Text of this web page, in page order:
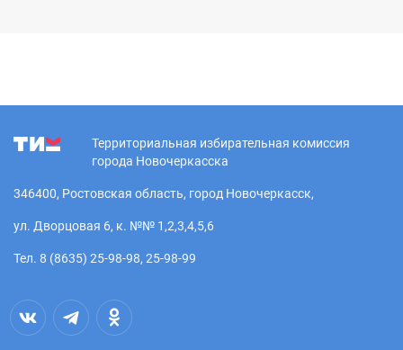
Территориальная избирательная комиссия
города Новочеркасска
346400, Ростовская область, город Новочеркасск,
ул. Дворцовая 6, к. №№ 1,2,3,4,5,6
Тел. 8 (8635) 25-98-98, 25-98-99